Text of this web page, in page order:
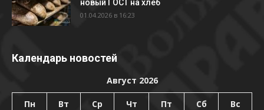
новый ГОСТ на хлеб
01.04.2026 в 16:23
Календарь новостей
Август 2026
Пн Вт Ср Чт Пт Сб Вс